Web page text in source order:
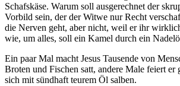
Schafskäse. Warum soll ausgerechnet der
Vorbild sein, der der Witwe nur Recht
die Nerven geht, aber nicht, weil er ihr
wie, um alles, soll ein Kamel durch ein
Ein paar Mal macht Jesus Tausende von
Broten und Fischen satt, andere Male feiert er
sich mit sündhaft teurem Öl salben.